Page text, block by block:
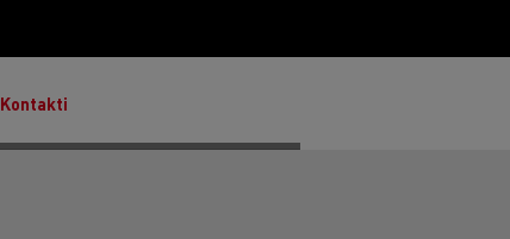
Kontakti